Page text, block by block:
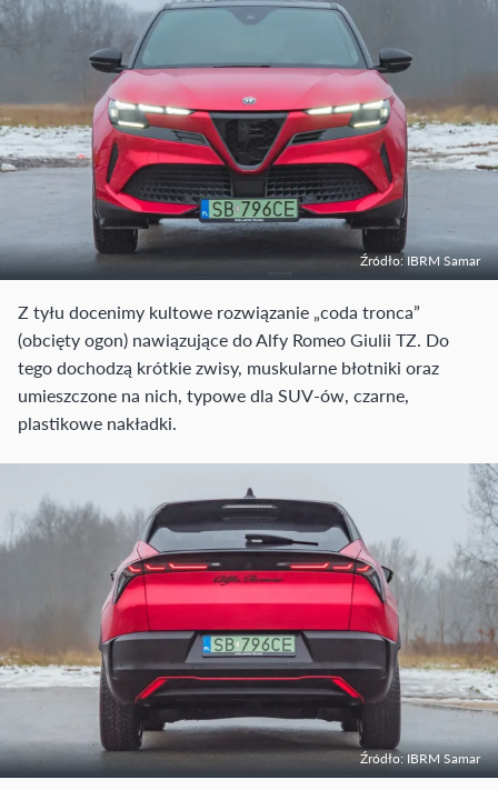
Źródło: IBRM Samar
Z tyłu docenimy kultowe rozwiązanie „coda tronca”
(obcięty ogon) nawiązujące do Alfy Romeo Giulii TZ. Do
tego dochodzą krótkie zwisy, muskularne błotniki oraz
umieszczone na nich, typowe dla SUV-ów, czarne,
plastikowe nakładki.
Źródło: IBRM Samar